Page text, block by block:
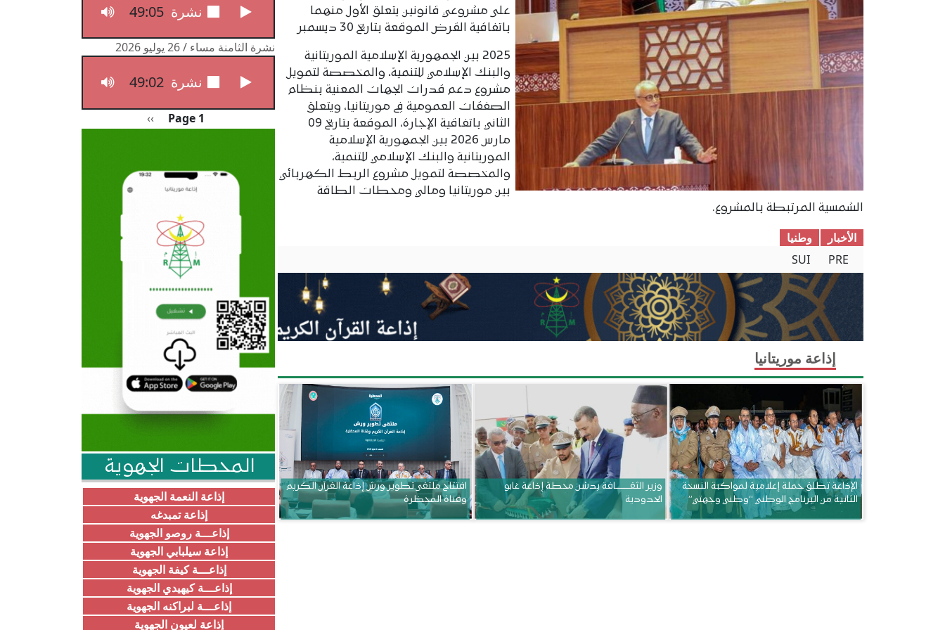
على مشروعي قانونين يتعلق الأول منهما
باتفاقية القرض الموقعة بتاريخ 30 ديسمبر
2025 بين الجمهورية الإسلامية الموريتانية
والبنك الإسلامي للتنمية، والمخصصة لتمويل
مشروع دعم قدرات الجهات المعنية بنظام
الصفقات العمومية في موريتانيا، ويتعلق
الثاني باتفاقية الإجارة، الموقعة بتاريخ 09
مارس 2026 بين الجمهورية الإسلامية
الموريتانية والبنك الإسلامي للتنمية،
والمخصصة لتمويل مشروع الربط الكهربائي
بين موريتانيا ومالي ومحطات الطاقة
الشمسية المرتبطة بالمشروع.
الأخبار
وطنیا
PRE
SUI
إذاعة موريتانيا
الإذاعة تطلق حملة إعلامية لمواكبة النسخة
الثانية من البرنامج الوطني “وطني وجهتي”
وزير الثقــــــــــافة يدشن محطة إذاعة غابو
الحدودية
افتتاح ملتقى تطوير ورش إذاعة القرآن الكريم
وقناة المحظرة
نشرة الثامنة مساء / 27 يوليو 2026
49:05
نشرة الثامنة مساء / 26 يوليو 2026
نشرة الثامنة مساء / 26 يوليو 2026
49:02
Pagination
Page 1 الصفحة التالية
››
المحطات الجهوية
إذاعة النعمة الجهوية
إذاعة تمبدغه
إذاعـــة روصو الجهوية
إذاعة سيلبابي الجهوية
إذاعـــة كيفة الجهوية
إذاعـــة كيهيدي الجهوية
إذاعـــة لبراكنه الجهوية
إذاعة لعيون الجهوية